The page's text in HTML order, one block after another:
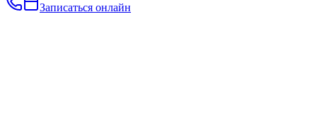
Записаться онлайн